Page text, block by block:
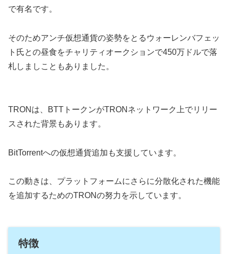
で有名です。
そのためアンチ仮想通貨の姿勢をとるウォーレンバフェッ
ト氏との昼食をチャリティオークションで450万ドルで落
札しましこともありました。
TRONは、BTTトークンがTRONネットワーク上でリリー
スされた背景もあります。
BitTorrentへの仮想通貨追加も支援しています。
この動きは、プラットフォームにさらに分散化された機能
を追加するためのTRONの努力を示しています。
特徴